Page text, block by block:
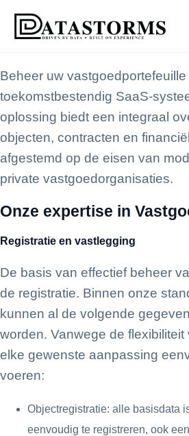
Beheer uw
toekomstbestendig SaaS-
oplossing biedt een integraal
objecten, contracten en
afgestemd op de eisen van
private vastgoedorganisaties.
Onze expertise in
Registratie en vastlegging
De basis van effectief beheer
de registratie. Binnen onze
kunnen al de volgende
worden. Vanwege de
elke gewenste aanpassing
voeren:
Objectregistratie: alle basisdata
eenvoudig te registreren, ook